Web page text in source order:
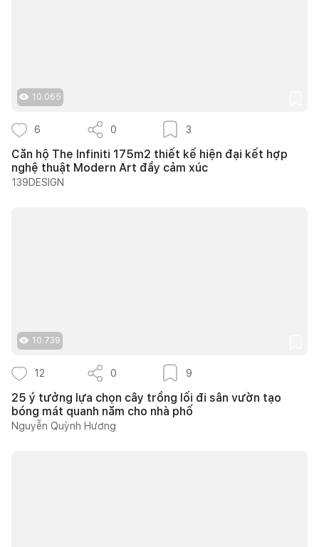
10.065
6 0 3
Căn hộ The Infiniti 175m2 thiết kế hiện đại kết hợp
nghệ thuật Modern Art đầy cảm xúc
139DESIGN
10.739
12 0 9
25 ý tưởng lựa chọn cây trồng lối đi sân vườn tạo
bóng mát quanh năm cho nhà phố
Nguyễn Quỳnh Hương